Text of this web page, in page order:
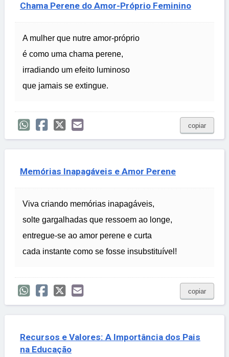
Chama Perene do Amor-Próprio Feminino
A mulher que nutre amor-próprio
é como uma chama perene,
irradiando um efeito luminoso
que jamais se extingue.
copiar
Memórias Inapagáveis e Amor Perene
Viva criando memórias inapagáveis,
solte gargalhadas que ressoem ao longe,
entregue-se ao amor perene e curta
cada instante como se fosse insubstituível!
copiar
Recursos e Valores: A Importância dos Pais
na Educação